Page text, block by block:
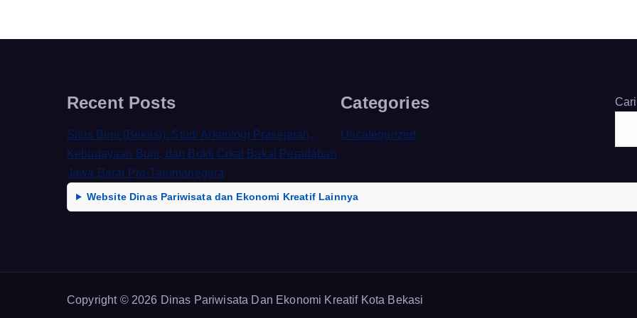
Recent Posts
Situs Buni (Bekasi): Studi Arkeologi Prasejarah,
Kebudayaan Buni, dan Bukti Cikal Bakal Peradaban
Jawa Barat Pra-Tarumanegara
Categories
Uncategorized
Cari
Website Dinas Pariwisata dan Ekonomi Kreatif Lainnya
Copyright © 2026 Dinas Pariwisata Dan Ekonomi Kreatif Kota Bekasi